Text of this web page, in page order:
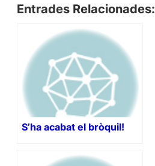
Entrades Relacionades:
S’ha acabat el bròquil!